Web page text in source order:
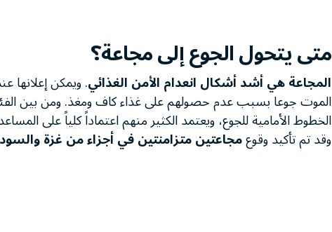
متى يتحول الجوع إلى مجاعة؟
المجاعة هي أشد أشكال انعدام الأمن الغذائي. ويمكن إعلانها
الموت جوعا بسبب عدم حصولهم على غذاء كاف ومغذ. ومن بين الفئات
الخطوط الأمامية للجوع، ويعتمد الكثير منهم اعتماداً كلياً على
وقد تم تأكيد وقوعمجاعتين متزامنتين في أجزاء من غزة